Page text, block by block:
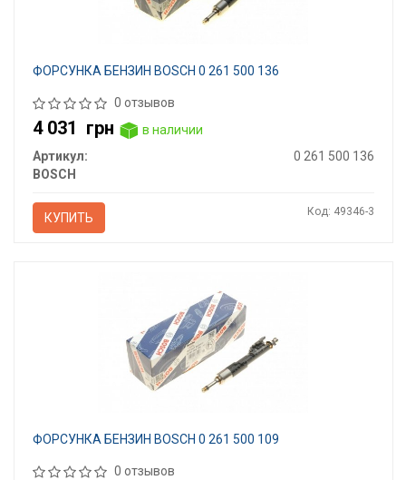
ФОРСУНКА БЕНЗИН BOSCH 0 261 500 136
0 отзывов
4 031 грн
в наличии
Артикул:
0 261 500 136
BOSCH
КУПИТЬ Код: 49346-3
ФОРСУНКА БЕНЗИН BOSCH 0 261 500 109
0 отзывов